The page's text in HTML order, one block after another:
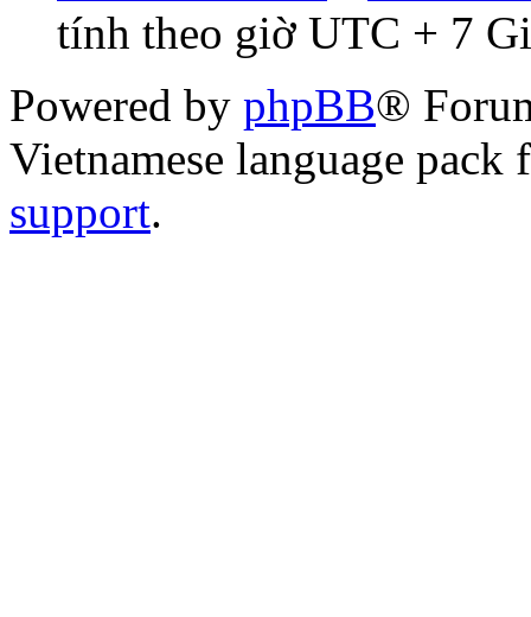
tính theo giờ UTC + 7
Powered by phpBB®
Vietnamese language
support.